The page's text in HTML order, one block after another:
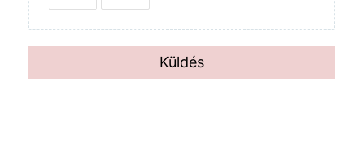
Küldés